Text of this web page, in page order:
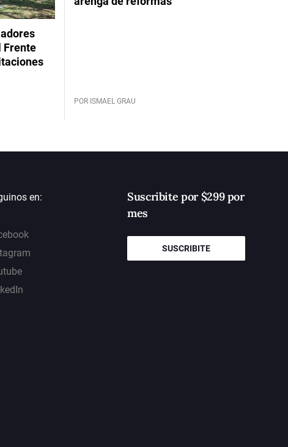
Frente
POR ISMAEL GRAU
en:
Suscribite por $299 por
mes
SUSCRIBITE